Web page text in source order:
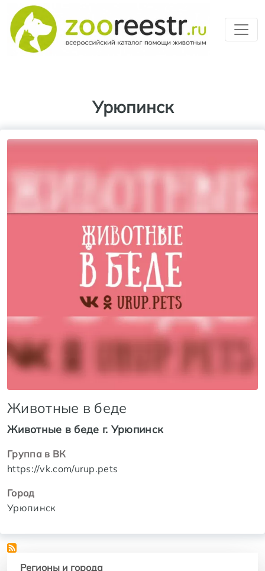
Урюпинск
Животные в беде
Животные в беде г. Урюпинск
Группа в ВК
https://vk.com/urup.pets
Город
Урюпинск
Регионы и города